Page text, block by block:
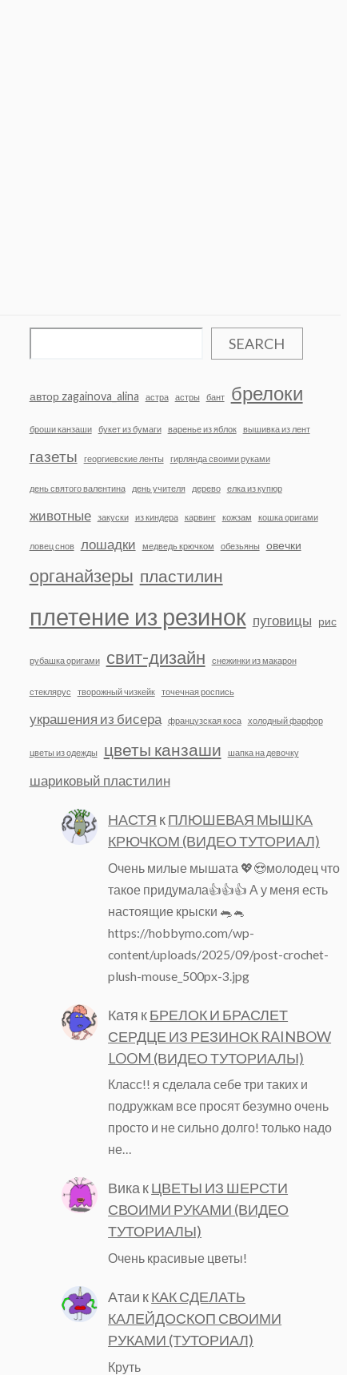
SEARCH
автор zagainova_alina астра астры бант брелоки
броши канзаши букет из бумаги варенье из яблок вышивка из лент
газеты георгиевские ленты гирлянда своими руками
день святого валентина день учителя дерево елка из купюр
животные закуски из киндера карвинг кожзам кошка оригами
ловец снов лошадки медведь крючком обезьяны овечки
органайзеры пластилин
плетение из резинок пуговицы рис
рубашка оригами свит-дизайн снежинки из макарон
стеклярус творожный чизкейк точечная роспись
украшения из бисера французская коса холодный фарфор
цветы из одежды цветы канзаши шапка на девочку
шариковый пластилин
НАСТЯ кПЛЮШЕВАЯ МЫШКА
КРЮЧКОМ (ВИДЕО ТУТОРИАЛ)
Очень милые мышата 💖😍молодец что
такое придумала👍👍👍 А у меня есть
настоящие крыски 🐀🐁
https://hobbymo.com/wp-
content/uploads/2025/09/post-crochet-
plush-mouse_500px-3.jpg
Катя кБРЕЛОК И БРАСЛЕТ
СЕРДЦЕ ИЗ РЕЗИНОК RAINBOW
LOOM (ВИДЕО ТУТОРИАЛЫ)
Класс!! я сделала себе три таких и
подружкам все просят безумно очень
просто и не сильно долго! только надо
не…
ВикакЦВЕТЫ ИЗ ШЕРСТИ
СВОИМИ РУКАМИ (ВИДЕО
ТУТОРИАЛЫ)
Очень красивые цветы!
Атаи кКАК СДЕЛАТЬ
КАЛЕЙДОСКОП СВОИМИ
РУКАМИ (ТУТОРИАЛ)
Круть